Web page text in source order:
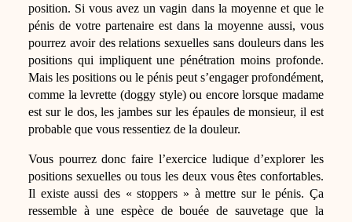
position. Si vous avez un vagin dans la moyenne et que le
pénis de votre partenaire est dans la moyenne aussi, vous
pourrez avoir des relations sexuelles sans douleurs dans les
positions qui impliquent une pénétration moins profonde.
Mais les positions ou le pénis peut s’engager profondément,
comme la levrette (doggy style) ou encore lorsque madame
est sur le dos, les jambes sur les épaules de monsieur, il est
probable que vous ressentiez de la douleur.
Vous pourrez donc faire l’exercice ludique d’explorer les
positions sexuelles ou tous les deux vous êtes confortables.
Il existe aussi des « stoppers » à mettre sur le pénis. Ça
ressemble à une espèce de bouée de sauvetage que la